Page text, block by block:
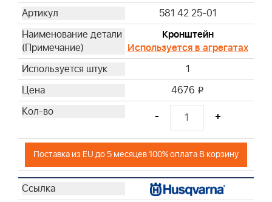
581 42 25-01
Кронштейн
Используется в агрегатах
1
4676 i
- +
Поставка из EU до 5 месяцев 100% оплата В корзину